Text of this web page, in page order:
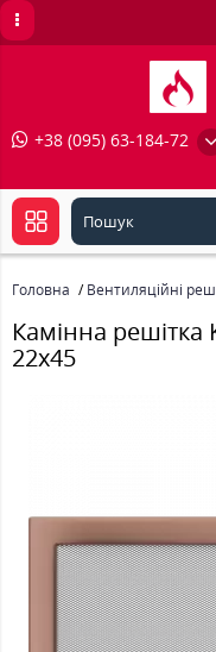
+38 (095) 63-184-72
Головна Вентиляційні
Камінна решітка
22x45